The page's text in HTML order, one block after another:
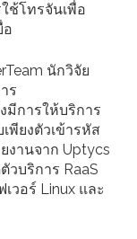
ช้โทรจันเพื่อ
อ
นักวิจัย
ร
มีการให้บริการ
พียงตัวเข้ารหัส
งานจาก Uptycs
วบริการ RaaS
วอร์ Linux และ